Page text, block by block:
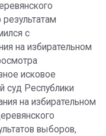
с
на избирательном
исковое
суд Республики
на избирательном
выборов,